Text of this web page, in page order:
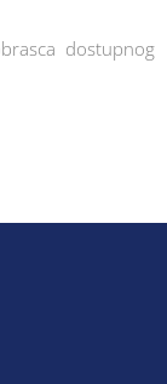
dostupnog